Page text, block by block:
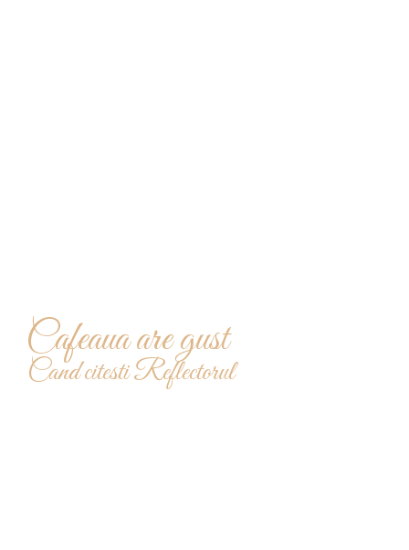
Cafeaua are gust
Cand citesti Reflectorul